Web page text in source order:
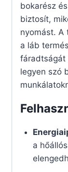
bokarész
biztosít,
nyomást. A
a láb
fáradtságát
legyen szó
a